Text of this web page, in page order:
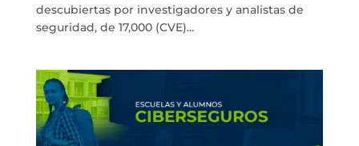
descubiertas por investigadores y analistas de
seguridad, de 17,000 (CVE)...